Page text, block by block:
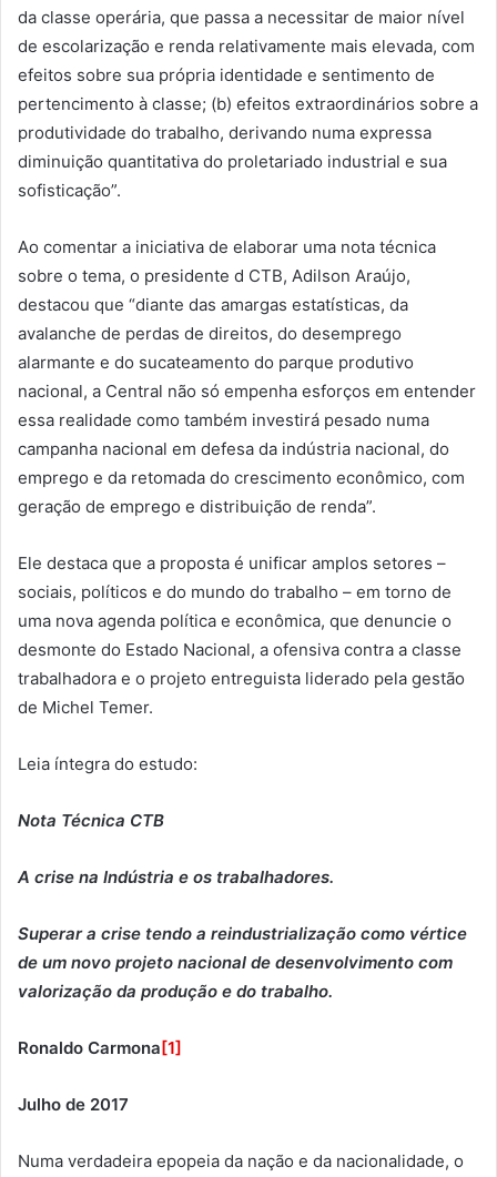
da classe operária, que passa a necessitar de maior nível
de escolarização e renda relativamente mais elevada, com
efeitos sobre sua própria identidade e sentimento de
pertencimento à classe; (b) efeitos extraordinários sobre a
produtividade do trabalho, derivando numa expressa
diminuição quantitativa do proletariado industrial e sua
sofisticação”.
Ao comentar a iniciativa de elaborar uma nota técnica
sobre o tema, o presidente d CTB, Adilson Araújo,
destacou que “diante das amargas estatísticas, da
avalanche de perdas de direitos, do desemprego
alarmante e do sucateamento do parque produtivo
nacional, a Central não só empenha esforços em entender
essa realidade como também investirá pesado numa
campanha nacional em defesa da indústria nacional, do
emprego e da retomada do crescimento econômico, com
geração de emprego e distribuição de renda”.
Ele destaca que a proposta é unificar amplos setores –
sociais, políticos e do mundo do trabalho – em torno de
uma nova agenda política e econômica, que denuncie o
desmonte do Estado Nacional, a ofensiva contra a classe
trabalhadora e o projeto entreguista liderado pela gestão
de Michel Temer.
Leia íntegra do estudo:
Nota Técnica CTB
A crise na Indústria e os trabalhadores.
Superar a crise tendo a reindustrialização como vértice
de um novo projeto nacional de desenvolvimento com
valorização da produção e do trabalho.
Ronaldo Carmona[1]
Julho de 2017
Numa verdadeira epopeia da nação e da nacionalidade, o